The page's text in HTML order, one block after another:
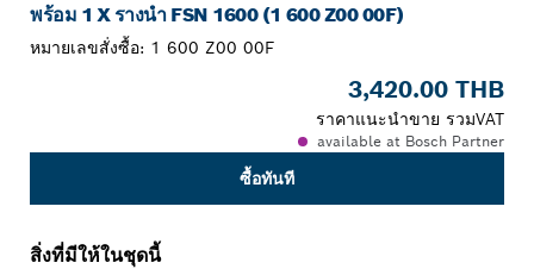
พร้อม 1 X รางนำ FSN 1600 (1 600 Z00 00F)
หมายเลขสั่งซื้อ: 1 600 Z00 00F
3,420.00 THB
ราคาแนะนำขาย รวมVAT
available at Bosch Partner
ซื้อทันที
สิ่งที่มีให้ในชุดนี้